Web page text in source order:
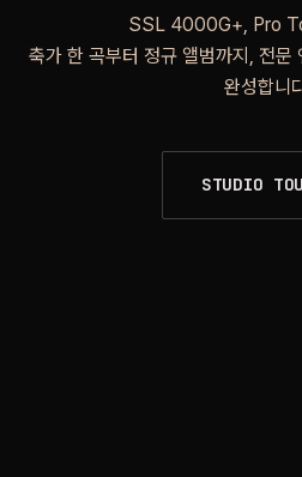
SSL 4000G+, Pro
축가 한 곡부터 정규 앨범까지, 전문
완성합니
STUDIO